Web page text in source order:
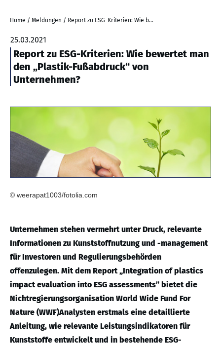
Home / Meldungen / Report zu ESG-Kriterien: Wie bewertet man den „Plastik-Fußabdruck“ von Unternehmen?
25.03.2021
Report zu ESG-Kriterien: Wie bewertet man
den „Plastik-Fußabdruck“ von
Unternehmen?
© weerapat1003/fotolia.com
Unternehmen stehen vermehrt unter Druck, relevante
Informationen zu Kunststoffnutzung und -management
für Investoren und Regulierungsbehörden
offenzulegen. Mit dem Report „Integration of plastics
impact evaluation into ESG assessments” bietet die
Nichtregierungsorganisation World Wide Fund For
Nature (WWF)Analysten erstmals eine detaillierte
Anleitung, wie relevante Leistungsindikatoren für
Kunststoffe entwickelt und in bestehende ESG-